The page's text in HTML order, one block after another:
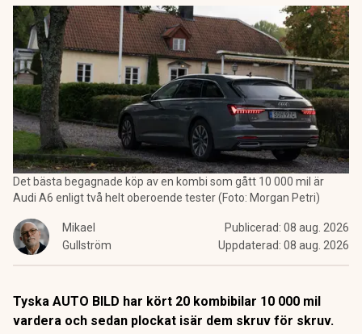
Det bästa begagnade köp av en kombi som gått 10 000 mil är
Audi A6 enligt två helt oberoende tester (Foto: Morgan Petri)
Mikael
Gullström
Publicerad: 08 aug. 2026
Uppdaterad: 08 aug. 2026
Tyska AUTO BILD har kört 20 kombibilar 10 000 mil
vardera och sedan plockat isär dem skruv för skruv.